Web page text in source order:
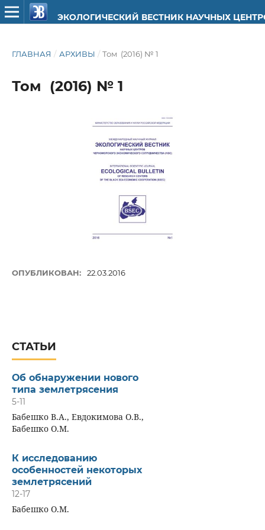
ЭКОЛОГИЧЕСКИЙ ВЕСТНИК НАУЧНЫХ
ГЛАВНАЯ / АРХИВЫ / Том (2016) № 1
Том (2016) № 1
ОПУБЛИКОВАН: 22.03.2016
СТАТЬИ
Об обнаружении нового
типа землетрясения
5-11
Бабешко В.А., Евдокимова О.В.,
Бабешко О.М.
К исследованию
особенностей некоторых
землетрясений
12-17
Бабешко О.М.